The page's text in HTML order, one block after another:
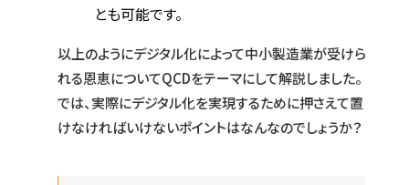
とも可能です。
以上のようにデジタル化によって中小製造業が受けら
れる恩恵についてQCDをテーマにして解説しました。
では、実際にデジタル化を実現するために押さえて置
けなければいけないポイントはなんなのでしょうか？